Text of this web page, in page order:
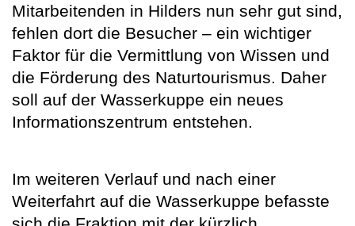
Mitarbeitenden in Hilders nun sehr gut sind,
fehlen dort die Besucher – ein wichtiger
Faktor für die Vermittlung von Wissen und
die Förderung des Naturtourismus. Daher
soll auf der Wasserkuppe ein neues
Informationszentrum entstehen.
Im weiteren Verlauf und nach einer
Weiterfahrt auf die Wasserkuppe befasste